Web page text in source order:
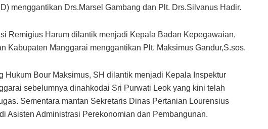
menggantikan Drs.Marsel Gambang dan Plt. Drs.Silvanus Hadir.
Remigius Harum dilantik menjadi Kepala Badan Kepegawaian,
Kabupaten Manggarai menggantikan Plt. Maksimus Gandur,S.sos.
Hukum Bour Maksimus, SH dilantik menjadi Kepala Inspektur
sebelumnya dinahkodai Sri Purwati Leok yang kini telah
Sementara mantan Sekretaris Dinas Pertanian Lourensius
Asisten Administrasi Perekonomian dan Pembangunan.